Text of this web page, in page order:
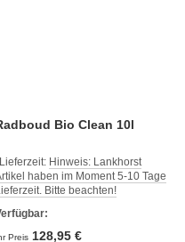
Bio Clean 10l
Lieferzeit: Hinweis: Lankhorst
haben im Moment 5-10 Tage
Bitte beachten!
Preis 128,95 €